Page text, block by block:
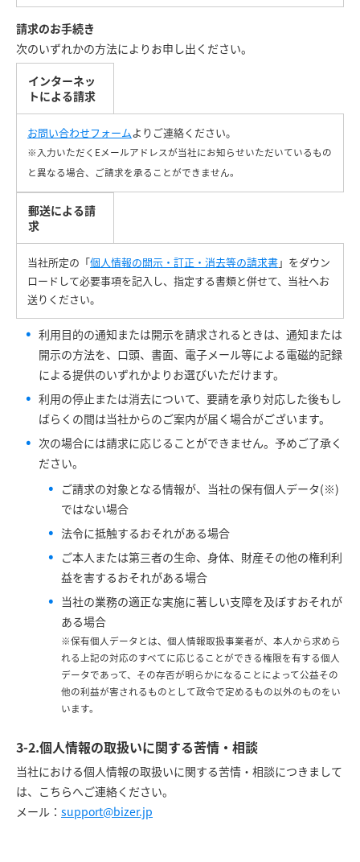
請求のお手続き
次のいずれかの方法によりお申し出ください。
インターネッ
トによる請求
お問い合わせフォームよりご連絡ください。
※入力いただくEメールアドレスが当社にお知らせいただいているもの
と異なる場合、ご請求を承ることができません。
郵送による請
求
当社所定の「個人情報の開示・訂正・消去等の請求書」をダウン
ロードして必要事項を記入し、指定する書類と併せて、当社へお
送りください。
利用目的の通知または開示を請求されるときは、通知または
開示の方法を、口頭、書面、電子メール等による電磁的記録
による提供のいずれかよりお選びいただけます。
利用の停止または消去について、要請を承り対応した後もし
ばらくの間は当社からのご案内が届く場合がございます。
次の場合には請求に応じることができません。予めご了承く
ださい。
ご請求の対象となる情報が、当社の保有個人データ(※)
ではない場合
法令に抵触するおそれがある場合
ご本人または第三者の生命、身体、財産その他の権利利
益を害するおそれがある場合
当社の業務の適正な実施に著しい支障を及ぼすおそれが
ある場合
※保有個人データとは、個人情報取扱事業者が、本人から求めら
れる上記の対応のすべてに応じることができる権限を有する個人
データであって、その存否が明らかになることによって公益その
他の利益が害されるものとして政令で定めるもの以外のものをい
います。
3-2.個人情報の取扱いに関する苦情・相談
当社における個人情報の取扱いに関する苦情・相談につきまして
は、こちらへご連絡ください。
メール： support@bizer.jp